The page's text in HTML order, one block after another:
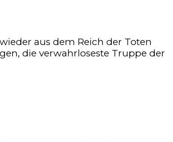
aus dem Reich der Toten
die verwahrloseste Truppe der